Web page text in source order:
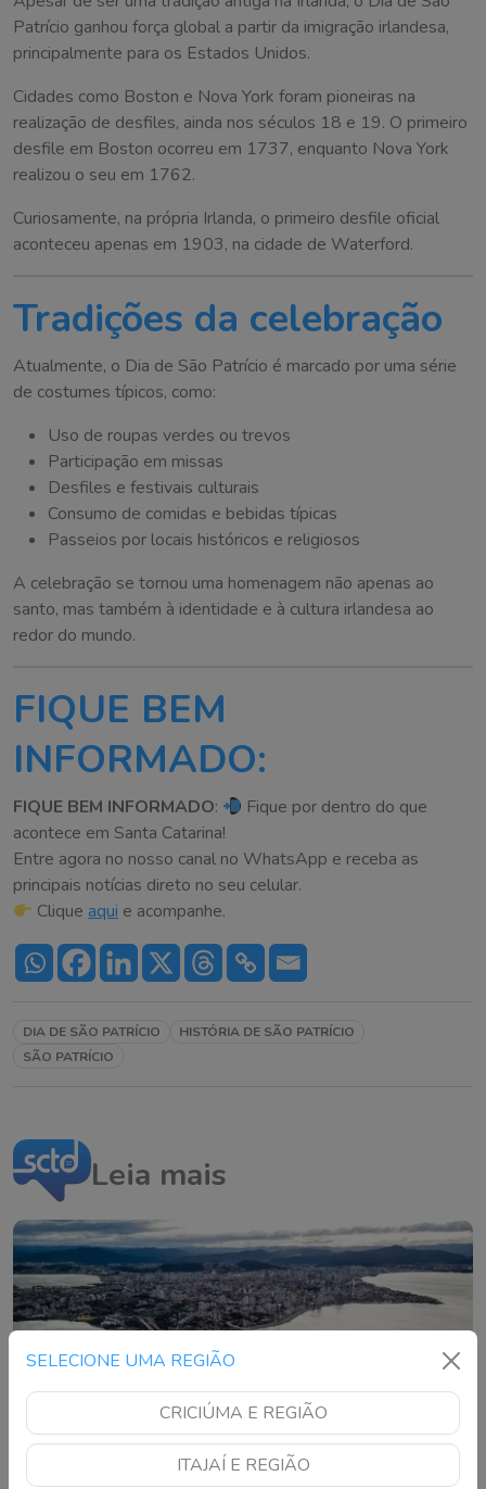
SELECIONE UMA REGIÃO
CRICIÚMA E REGIÃO
ITAJAÍ E REGIÃO
Patrício ganhou força global a partir da imigração irlandesa,
principalmente para os Estados Unidos.
Cidades como Boston e Nova York foram pioneiras na
realização de desfiles, ainda nos séculos 18 e 19. O primeiro
desfile em Boston ocorreu em 1737, enquanto Nova York
realizou o seu em 1762.
Curiosamente, na própria Irlanda, o primeiro desfile oficial
aconteceu apenas em 1903, na cidade de Waterford.
Tradições da celebração
Atualmente, o Dia de São Patrício é marcado por uma série
de costumes típicos, como:
Uso de roupas verdes ou trevos
Participação em missas
Desfiles e festivais culturais
Consumo de comidas e bebidas típicas
Passeios por locais históricos e religiosos
A celebração se tornou uma homenagem não apenas ao
santo, mas também à identidade e à cultura irlandesa ao
redor do mundo.
FIQUE BEM
INFORMADO:
FIQUE BEM INFORMADO:
Fique por dentro do que
acontece em Santa Catarina!
Entre agora no nosso canal no WhatsApp e receba as
principais notícias direto no seu celular.
Clique aqui e acompanhe.
DIA DE SÃO PATRÍCIO
HISTÓRIA DE SÃO PATRÍCIO
SÃO PATRÍCIO
Leia mais